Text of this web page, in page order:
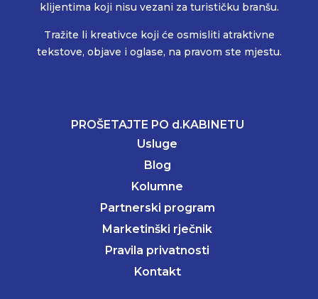
klijentima koji nisu vezani za turističku branšu.
Tražite li kreativce koji će osmisliti atraktivne
tekstove, objave i oglase, na pravom ste mjestu.
PROŠETAJTE PO d.KABINETU
Usluge
Blog
Kolumne
Partnerski program
Marketinški rječnik
Pravila privatnosti
Kontakt